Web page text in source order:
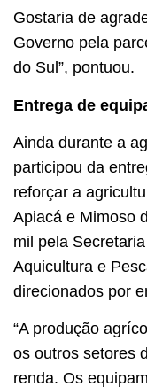
Gostaria de
Governo pela
do Sul”, pontuou.
Entrega de
Ainda durante a
participou da
reforçar a
Apiacá e Mimoso
mil pela
Aquicultura e
direcionados por
“A produção
os outros setores
renda. Os